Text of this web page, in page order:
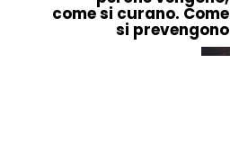
come si curano. Come
si prevengono